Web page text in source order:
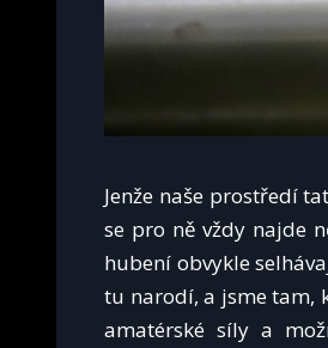
Jenže naše prostředí
se pro ně vždy najde
hubení obvykle
tu narodí, a jsme tam,
amatérské síly a